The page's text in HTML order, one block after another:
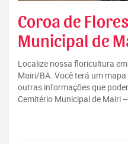
Coroa de
Municipal de
Localize nossa floricultura
Mairi/BA. Você terá um
outras informações que
Cemitério Municipal de Mairi